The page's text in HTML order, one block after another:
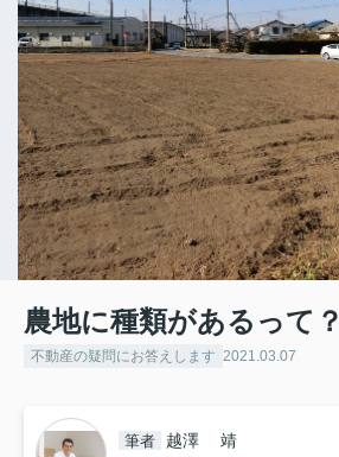
農地に種類があるって？
不動産の疑問にお答えします 2021.03.07
筆者 越澤 靖